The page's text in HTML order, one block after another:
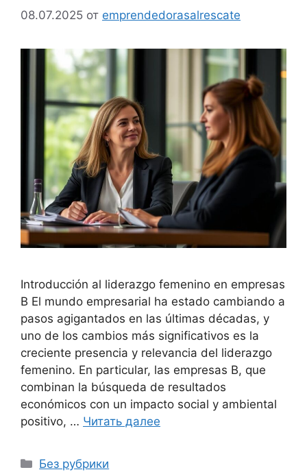
08.07.2025 от emprendedorasalrescate
Introducción al liderazgo femenino en empresas
B El mundo empresarial ha estado cambiando a
pasos agigantados en las últimas décadas, y
uno de los cambios más significativos es la
creciente presencia y relevancia del liderazgo
femenino. En particular, las empresas B, que
combinan la búsqueda de resultados
económicos con un impacto social y ambiental
positivo, … Читать далее
Рубрики
Без рубрики